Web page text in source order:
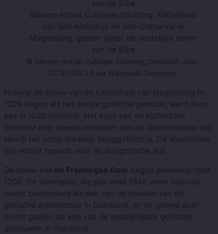
Saksen-Anhalt Culturele Stichting, Kathedraal
van Sint-Mauritius en Sint-Catharina in
Magdeburg, gezien vanaf de oostelijke oever
van de Elbe
© Saksen-Anhalt Culturele Stichting, Christoph Jann,
CC BY-SA 3.0 via Wikimedia Commons
Hoewel de bouw van de kathedraal van Magdeburg in
1209 begon als het eerste gotische gebouw, werd deze
pas in 1520 voltooid. Het koor van de kathedraal
vertoont nog steeds invloeden van de laatromaanse stijl,
terwijl het schip duidelijk hooggotisch is. De westtorens
zijn echter typisch voor de laatgotische stijl.
De bouw van de Freiburgse Dom begon eveneens rond
1200. De torenspits, die pas rond 1340 werd voltooid,
wordt beschouwd als een van de juwelen van de
gotische architectuur in Duitsland, en de gehele dom
wordt gezien als een van de belangrijkste gotische
gebouwen in Duitsland.